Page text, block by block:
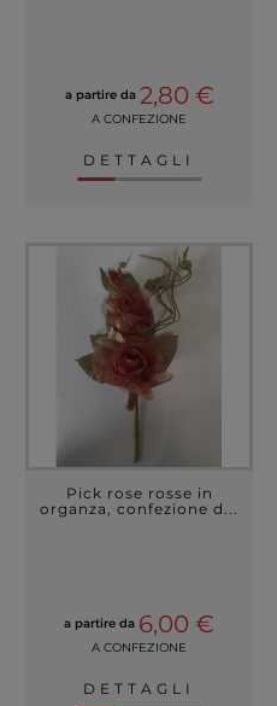
a partire da 2,80 €
A CONFEZIONE
DETTAGLI
Pick rose rosse in
organza, confezione d...
a partire da 6,00 €
A CONFEZIONE
DETTAGLI